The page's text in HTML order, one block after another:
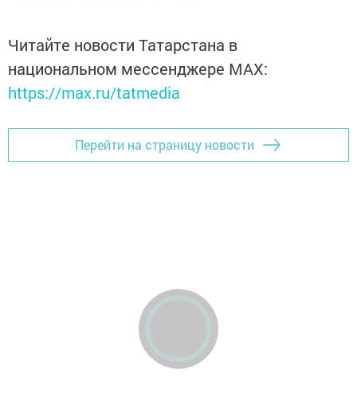
Читайте новости Татарстана в
национальном мессенджере MАХ:
https://max.ru/tatmedia
Перейти на страницу новости